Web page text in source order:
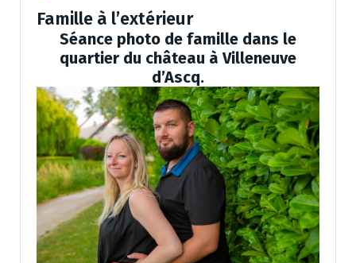
Famille à l’extérieur
Séance photo de famille dans le
quartier du château à Villeneuve
d’Ascq.